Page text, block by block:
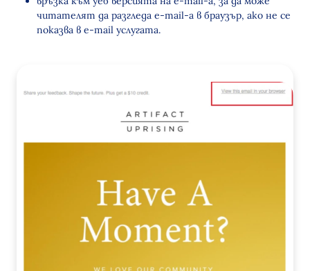
читателят да разгледа e-mail-а в браузър, ако не се
показва в e-mail услугата.